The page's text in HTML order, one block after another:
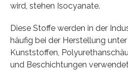
wird, stehen Isocyanate.
Diese Stoffe werden in der
häufig bei der Herstellung
Kunststoffen,
und Beschichtungen